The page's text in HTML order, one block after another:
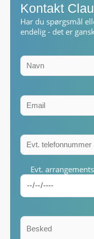
Kontakt
Har du spørgsmål
endelig - det er
Evt.